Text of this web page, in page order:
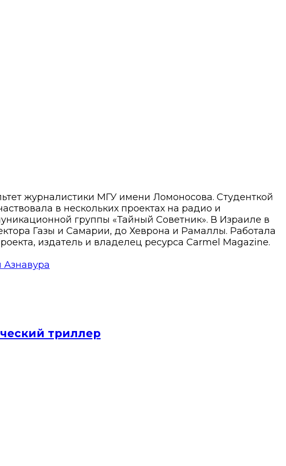
журналистики МГУ имени Ломоносова. Студенткой
в нескольких проектах на радио и
группы «Тайный Советник». В Израиле в
Газы и Самарии, до Хеврона и Рамаллы. Работала
издатель и владелец ресурса Carmel Magazine.
триллер